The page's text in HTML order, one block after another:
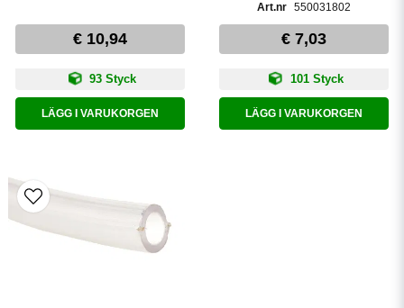
€ 10,94
93 Styck
LÄGG I VARUKORGEN
550031802
€ 7,03
101 Styck
LÄGG I VARUKORGEN